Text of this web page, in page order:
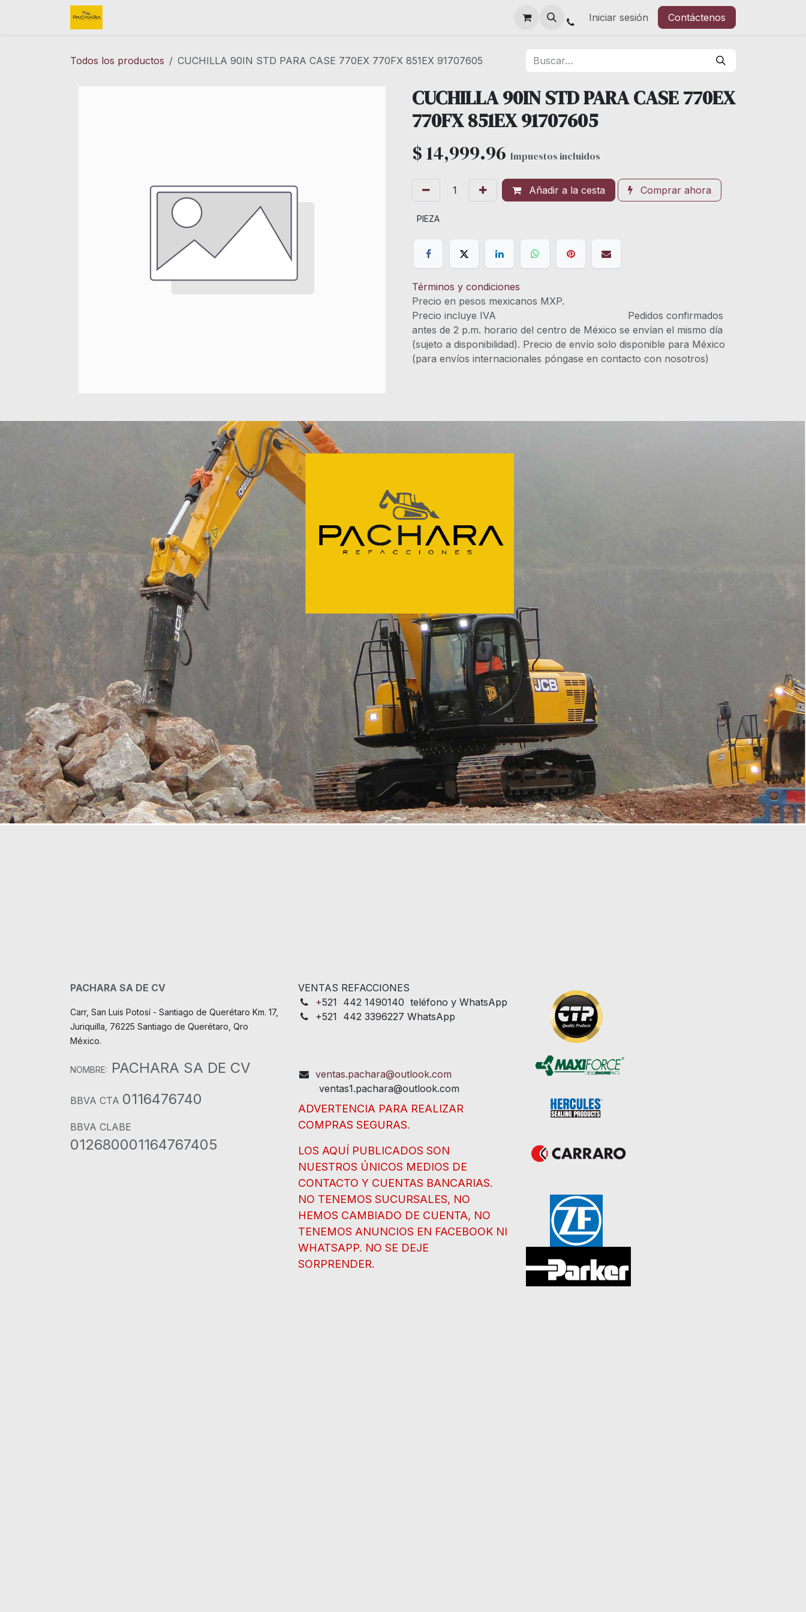
Iniciar sesión Contáctenos
Todos los productos CUCHILLA 90IN STD PARA CASE 770EX 770FX 851EX 91707605
CUCHILLA 90IN STD PARA CASE 770EX
770FX 851EX 91707605
$14,999.96 Impuestos incluidos
Añadir a la cesta Comprar ahora
PIEZA
Términos y condiciones
Precio en pesos mexicanos MXP.
Precio incluye IVA Pedidos confirmados
antes de 2 p.m. horario del centro de México se envían el mismo día
(sujeto a disponibilidad). Precio de envío solo disponible para México
(para envíos internacionales póngase en contacto con nosotros)
PACHARA SA DE CV
Carr, San Luis Potosí - Santiago de Querétaro Km. 17,
Juriquilla, 76225 Santiago de Querétaro, Qro
México.
NOMBRE: PACHARA SA DE CV
BBVA CTA 0116476740
BBVA CLABE
012680001164767405
VENTAS REFACCIONES
+521 442 1490140 teléfono y WhatsApp
+521 442 3396227 WhatsApp
ventas.pachara@outlook.com
ventas1.pachara@outlook.com
ADVERTENCIA PARA REALIZAR
COMPRAS SEGURAS.
LOS AQUÍ PUBLICADOS SON
NUESTROS ÚNICOS MEDIOS DE
CONTACTO Y CUENTAS BANCARIAS.
NO TENEMOS SUCURSALES, NO
HEMOS CAMBIADO DE CUENTA, NO
TENEMOS ANUNCIOS EN FACEBOOK NI
WHATSAPP. NO SE DEJE
SORPRENDER.